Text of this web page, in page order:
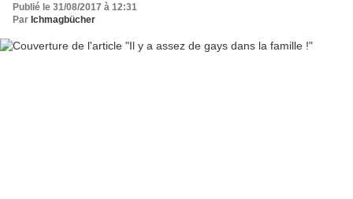
Publié le 31/08/2017 à 12:31
Par Ichmagbücher